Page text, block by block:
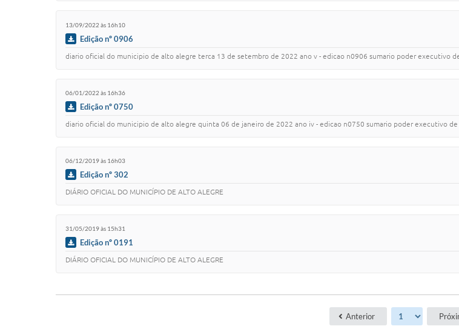
13/09/2022 às 16h10
Edição nº 0906
diario oficial do municipio de alto alegre terca 13 de setembro de 2022 ano v - edicao n0906 sumario poder executivo de
06/01/2022 às 16h36
Edição nº 0750
diario oficial do municipio de alto alegre quinta 06 de janeiro de 2022 ano iv - edicao n0750 sumario poder executivo de
06/12/2019 às 16h03
Edição nº 302
DIÁRIO OFICIAL DO MUNICÍPIO DE ALTO ALEGRE
31/05/2019 às 15h31
Edição nº 0191
DIÁRIO OFICIAL DO MUNICÍPIO DE ALTO ALEGRE
Anterior